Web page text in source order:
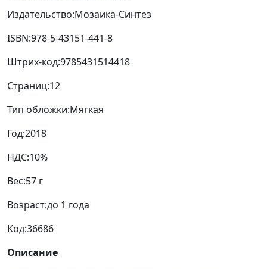
Издательство:Мозаика-Синтез
ISBN:978-5-43151-441-8
Штрих-код:9785431514418
Страниц:12
Тип обложки:Мягкая
Год:2018
НДС:10%
Вес:57 г
Возраст:до 1 года
Код:36686
Описание